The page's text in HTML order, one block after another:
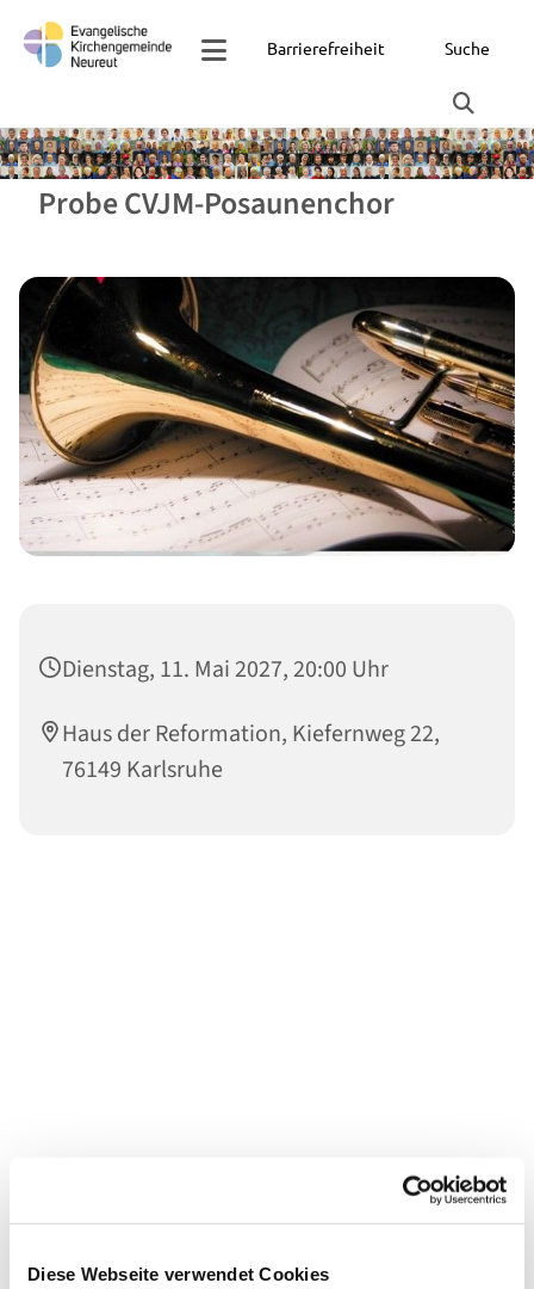
Diese Webseite verwendet Cookies
Barrierefreiheit Suche
Probe CVJM-Posaunenchor
Dienstag, 11. Mai 2027, 20:00 Uhr
Haus der Reformation, Kiefernweg 22,
76149 Karlsruhe